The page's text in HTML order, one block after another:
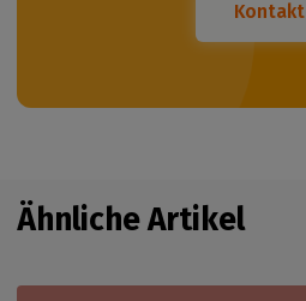
Kontakt
Ähnliche Artikel